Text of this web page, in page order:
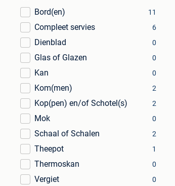
Bord(en)
11
Compleet servies 6
Dienblad 0
Glas of Glazen 0
Kan 0
Kom(men) 2
Kop(pen) en/of Schotel(s) 2
Mok 0
Schaal of Schalen 2
Theepot 1
Thermoskan 0
Vergiet 0